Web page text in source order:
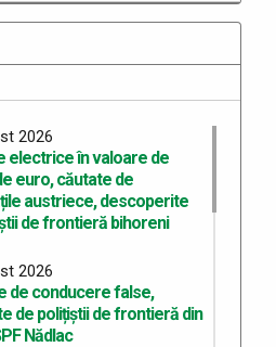
2026
electrice în valoare de
euro, căutate de
austriece, descoperite
de frontieră bihoreni
2026
de conducere false,
de polițiștii de frontieră din
Nădlac